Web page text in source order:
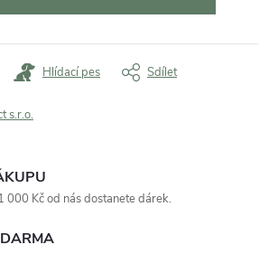
Hlídací pes Sdílet
s.r.o.
000 Kč od nás dostanete dárek.